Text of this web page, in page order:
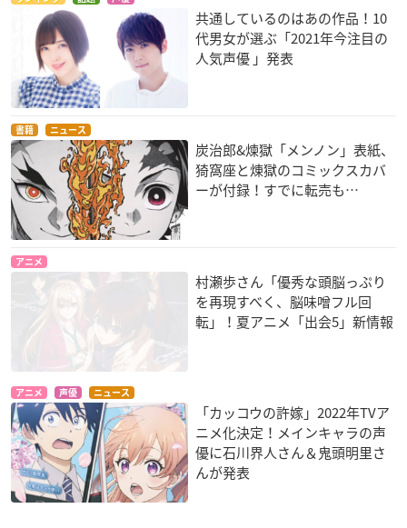
共通しているのはあの作品！10
代男女が選ぶ「2021年今注目の
人気声優 」発表
書籍 ニュース
炭治郎&煉獄「メンノン」表紙、
猗窩座と煉󠄁獄のコミックスカバ
ーが付録！すでに転売も…
アニメ
村瀬歩さん「優秀な頭脳っぷり
を再現すべく、脳味噌フル回
転」！夏アニメ「出会5」新情報
アニメ 声優 ニュース
「カッコウの許嫁」2022年TVア
ニメ化決定！メインキャラの声
優に石川界人さん＆鬼頭明里さ
んが発表